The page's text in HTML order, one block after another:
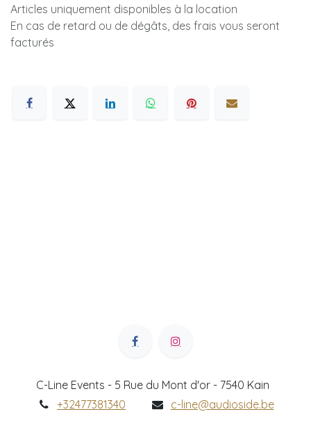
Articles uniquement disponibles à la location
En cas de retard ou de dégâts, des frais vous seront
facturés
C-Line Events - 5 Rue du Mont d'or - 7540 Kain
+32477381340
c-line@audioside.be